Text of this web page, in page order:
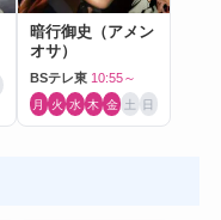
暗行御史（アメン
オサ）
BSテレ東 10:55～
月 火 水 木 金 土 日